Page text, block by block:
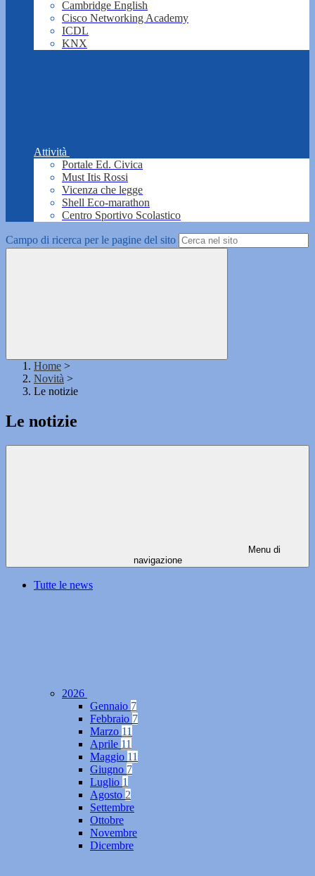
Cambridge English
Cisco Networking Academy
ICDL
KNX
Attività
Portale Ed. Civica
Must Itis Rossi
Vicenza che legge
Shell Eco-marathon
Centro Sportivo Scolastico
Campo di ricerca per le pagine del sito
Home >
Novità >
Le notizie
Le notizie
Menu di
navigazione
Tutte le news
2026
Gennaio 7
Febbraio 7
Marzo 11
Aprile 11
Maggio 11
Giugno 7
Luglio 1
Agosto 2
Settembre
Ottobre
Novembre
Dicembre